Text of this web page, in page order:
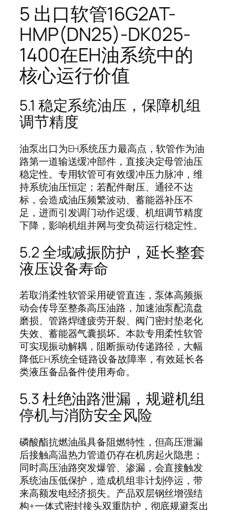
5 出口软管16G2AT-
HMP(DN25)-DK025-
1400在EH油系统中的
核心运行价值
5.1 稳定系统油压，保障机组
调节精度
油泵出口为EH系统压力最高点，软管作为油
路第一道输送缓冲部件，直接决定母管油压
稳定性。专用软管可有效缓冲压力脉冲，维
持系统油压恒定；若配件耐压、通径不达
标，会造成油压频繁波动、蓄能器补压不
足，进而引发调门动作迟缓、机组调节精度
下降，影响机组并网与变负荷运行稳定性。
5.2 全域减振防护，延长整套
液压设备寿命
若取消柔性软管采用硬管直连，泵体高频振
动会传导至整条高压油路，加速油泵配流盘
磨损、管路焊缝疲劳开裂、阀门密封垫老化
失效、蓄能器气囊损坏。本款专用柔性软管
可实现振动解耦，阻断振动传递路径，大幅
降低EH系统全链路设备故障率，有效延长各
类液压备品备件使用寿命。
5.3 杜绝油路泄漏，规避机组
停机与消防安全风险
磷酸酯抗燃油虽具备阻燃特性，但高压泄漏
后接触高温热力管道仍存在机房起火隐患；
同时高压油路突发爆管、渗漏，会直接触发
系统油压低保护，造成机组非计划停运，带
来高额发电经济损失。产品双层钢丝增强结
构+一体式密封接头双重防护，彻底规避泵出